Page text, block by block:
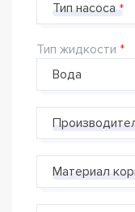
Тип насоса
Тип жидкости
Материал